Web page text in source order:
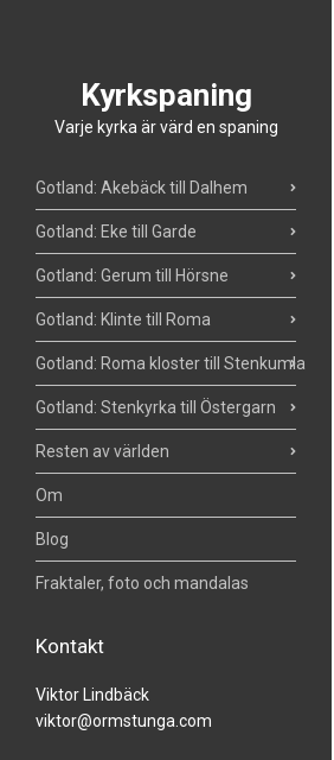
Kyrkspaning
Varje kyrka är värd en spaning
Gotland: Akebäck till Dalhem
Gotland: Eke till Garde
Gotland: Gerum till Hörsne
Gotland: Klinte till Roma
Gotland: Roma kloster till Stenkumla
Gotland: Stenkyrka till Östergarn
Resten av världen
Om
Blog
Fraktaler, foto och mandalas
Kontakt
Viktor Lindbäck
viktor@ormstunga.com